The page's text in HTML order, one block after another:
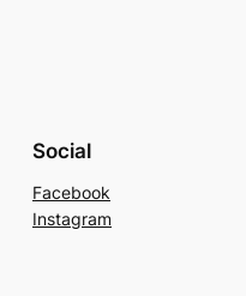
Social
Facebook
Instagram